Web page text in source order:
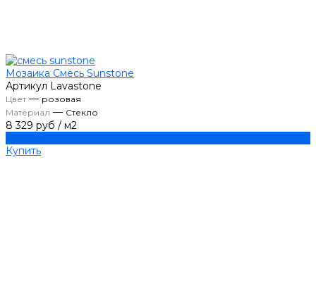
Мозаика Смесь Sunstone
Артикул Lavastone
Цвет— розовая
Материал — Стекло
8 329 руб / м2
Купить